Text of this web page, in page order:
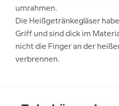
umrahmen.
Die Heißgetränkegläser
Griff und sind dick im
nicht die Finger an der
verbrennen.